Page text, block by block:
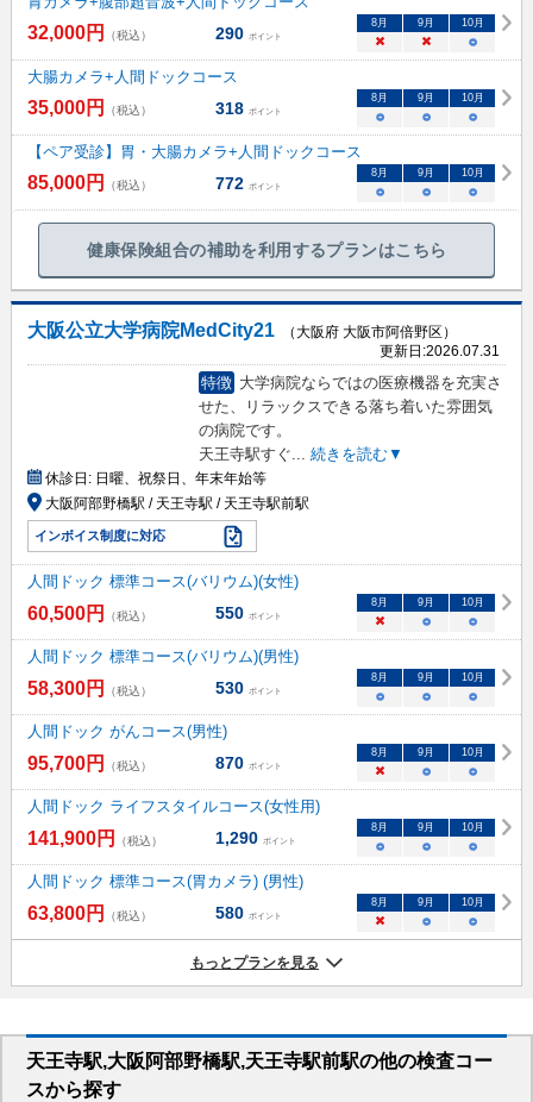
32,000円 （税込） 290 ポイント
8 月 9 月 10月
× × ○
大腸カメラ+人間ドックコース
35,000円 （税込） 318 ポイント
8 月 9 月 10月
○ ○ ○
【ペア受診】胃・大腸カメラ+人間ドックコース
85,000円 （税込） 772 ポイント
8 月 9 月 10月
○ ○ ○
健康保険組合の補助を利用するプランはこちら
大阪公立大学病院MedCity21
（大阪府 大阪市阿倍野区）
更新日:2026.07.31
特徴 大学病院ならではの医療機器を充実さ
せた、リラックスできる落ち着いた雰囲気
の病院です。
天王寺駅すぐ... 続きを読む▼
休診日:日曜、祝祭日、年末年始等
大阪阿部野橋駅 / 天王寺駅 / 天王寺駅前駅
インボイス制度に対応
人間ドック 標準コース(バリウム)(女性)
60,500円 （税込） 550 ポイント
8月 9月 10月
× ○ ○
人間ドック 標準コース(バリウム)(男性)
58,300円 （税込） 530 ポイント
8月 9月 10月
○ ○ ○
人間ドック がんコース(男性)
95,700円 （税込） 870 ポイント
8月 9月 10月
× ○ ○
人間ドック ライフスタイルコース(女性用)
141,900円 （税込） 1,290 ポイント
8月 9月 10月
○ ○ ○
人間ドック 標準コース(胃カメラ) (男性)
63,800円 （税込） 580 ポイント
8月 9月 10月
× ○ ○
もっとプランを見る
天王寺駅,大阪阿部野橋駅,天王寺駅前駅の他の検査コー
スから探す